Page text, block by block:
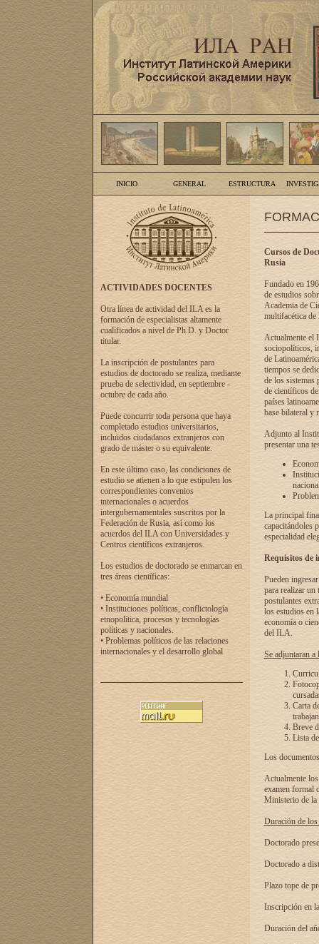
INICIO GENERAL ESTRUCTURA
ACTIVIDADES DOCENTES
Otra línea de actividad del ILA es la
formación de especialistas altamente
cualificados a nivel de Ph.D. y Doctor
titular.
La inscripción de postulantes para
estudios de doctorado se realiza, mediante
prueba de selectividad, en septiembre -
octubre de cada año.
Puede concurrir toda persona que haya
completado estudios universitarios,
incluidos ciudadanos extranjeros con
grado de máster o su equivalente.
En este último caso, las condiciones de
estudio se atienen a lo que estipulen los
correspondientes convenios
internacionales o acuerdos
intergubernamentales suscritos por la
Federación de Rusia, así como los
acuerdos del ILA con Universidades y
Centros científicos extranjeros.
Los estudios de doctorado se enmarcan en
tres áreas científicas:
• Economía mundial
• Instituciones políticas, conflictología
etnopolítica, procesos y tecnologías
políticas y nacionales.
• Problemas políticos de las relaciones
internacionales y el desarrollo global
Cursos de
Rusia
Fundado en
de estudios
Academia de
multifacética de
Actualmente el
sociopolíticos,
de
tiempos se
de los sistemas
de científicos
países
base bilateral y
Adjunto al
presentar una
La principal
capacitándoles
especialidad
Requisitos de
Pueden
para realizar un
postulantes
los estudios en
economía o
del ILA.
Se adjuntaran a
Carta
Breve
Lista
Los
Actualmente
examen formal
Ministerio de la
Duración de
Doctorado
Doctorado a
Plazo tope de
Inscripción en
Duración del